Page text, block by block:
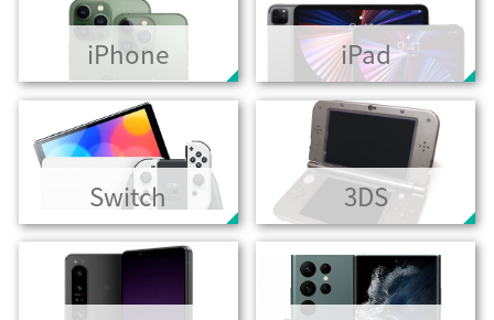
iPhone iPad
Switch 3DS